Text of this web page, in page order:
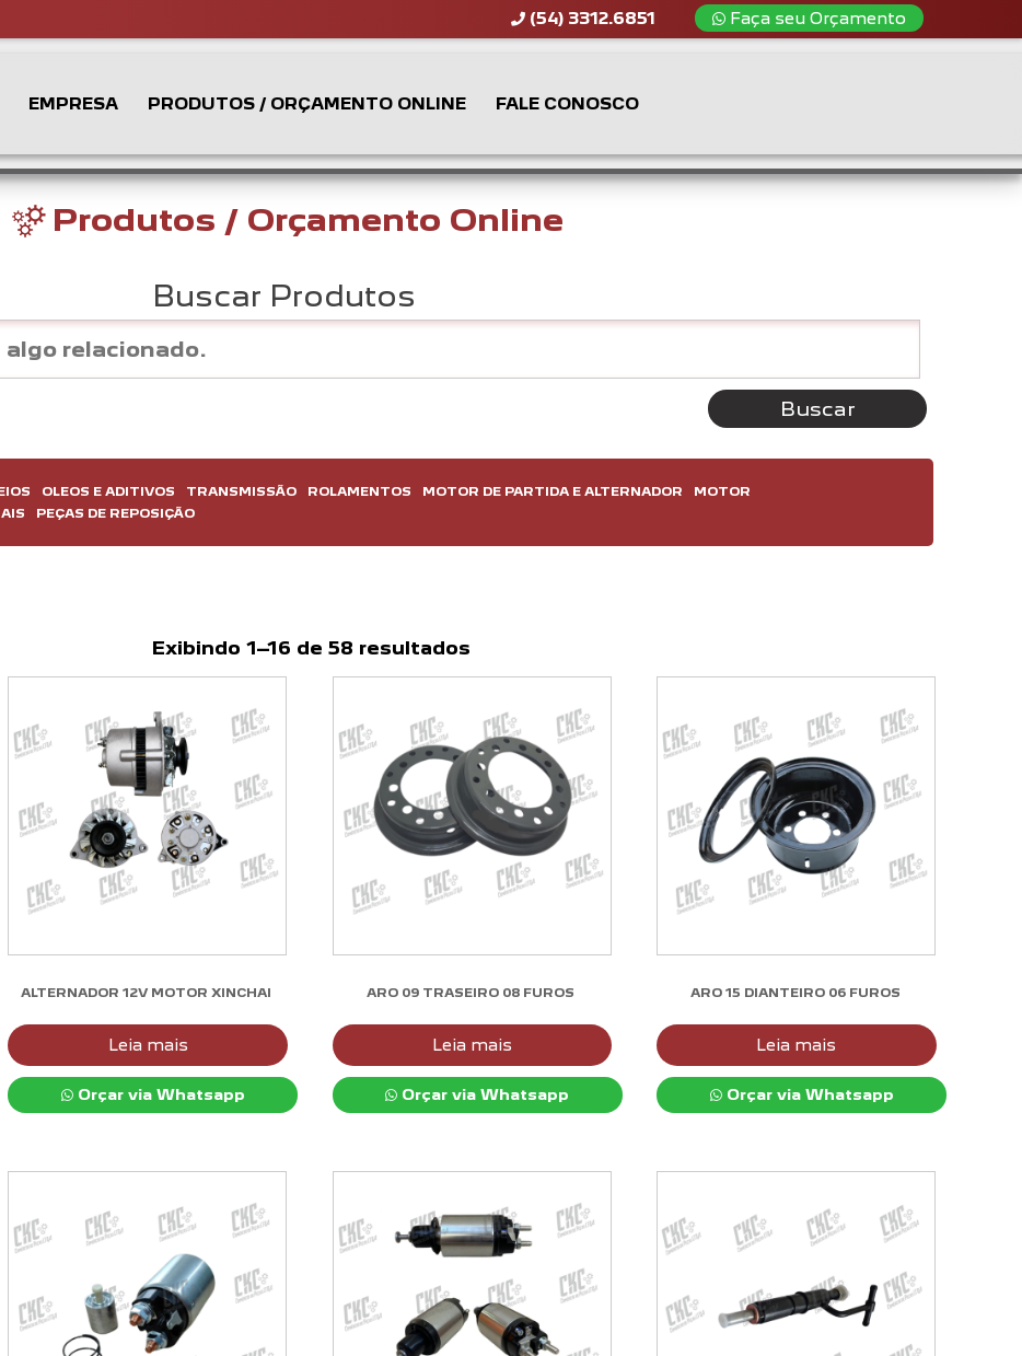
Faça seu Orçamento
(54) 3312.6851
EMPRESA PRODUTOS / ORÇAMENTO ONLINE FALE CONOSCO
Produtos / Orçamento Online
Buscar Produtos
Buscar
OLEOS E ADITIVOS TRANSMISSÃO ROLAMENTOS MOTOR DE PARTIDA E ALTERNADOR
MOTOR
PEÇAS DE REPOSIÇÃO
Exibindo 1–16 de 58 resultados
ALTERNADOR 12V MOTOR XINCHAI
Leia mais
Orçar via Whatsapp
ARO 09 TRASEIRO 08 FUROS
Leia mais
Orçar via Whatsapp
ARO 15 DIANTEIRO 06 FUROS
Leia mais
Orçar via Whatsapp